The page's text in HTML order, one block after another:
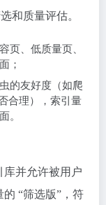
和质量评估。
页、低质量页、
；
的友好度（如爬
合理），索引量
。
库并允许被用户
“筛选版”，符